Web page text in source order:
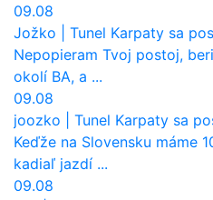
09.08
Jožko
Tunel Karpaty sa posúva bližšie
Nepopieram Tvoj postoj,
okolí BA, a ...
09.08
joozko
Tunel Karpaty sa posúva
Keďže na Slovensku máme
kadiaľ jazdí ...
09.08